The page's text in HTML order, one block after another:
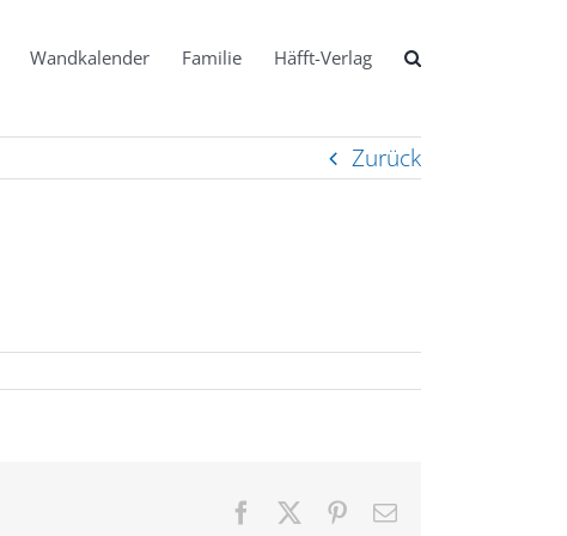
Wandkalender Familie Häfft-Verlag
Zurück
Facebook Pinterest
E-